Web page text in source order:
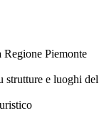
Regione Piemonte
strutture e luoghi del